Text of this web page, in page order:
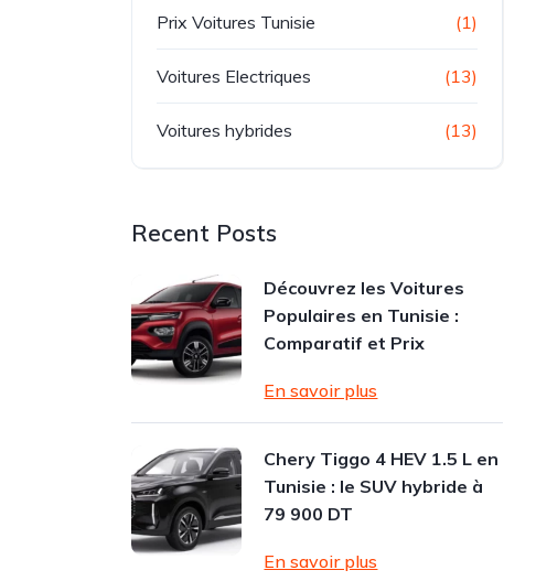
Prix Voitures Tunisie (1)
Voitures Electriques (13)
Voitures hybrides (13)
Recent Posts
Découvrez les Voitures
Populaires en Tunisie :
Comparatif et Prix
En savoir plus
Chery Tiggo 4 HEV 1.5 L en
Tunisie : le SUV hybride à
79 900 DT
En savoir plus